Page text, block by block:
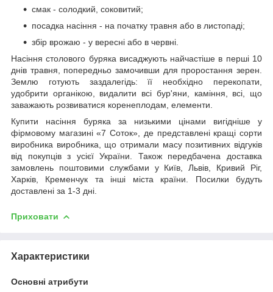
смак - солодкий, соковитий;
посадка насіння - на початку травня або в листопаді;
збір врожаю - у вересні або в червні.
Насіння столового буряка висаджують найчастіше в перші 10
днів травня, попередньо замочивши для проростання зерен.
Землю готують заздалегідь: її необхідно перекопати,
удобрити органікою, видалити всі бур'яни, каміння, всі, що
заважають розвиватися коренеплодам, елементи.
Купити насіння буряка за низькими цінами вигідніше у
фірмовому магазині «7 Соток», де представлені кращі сорти
виробника виробника, що отримали масу позитивних відгуків
від покупців з усієї України. Також передбачена доставка
замовлень поштовими службами у Київ, Львів, Кривий Ріг,
Харків, Кременчук та інші міста країни. Посилки будуть
доставлені за 1-3 дні.
Приховати
Характеристики
Основні атрибути